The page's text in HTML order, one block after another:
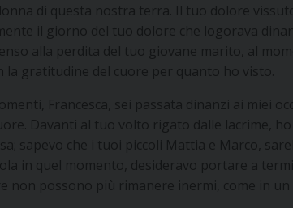
di questa nostra terra. Il tuo dolore
il giorno del tuo dolore che logorava
alla perdita del tuo giovane marito, al
la gratitudine del cuore per quanto ho visto.
Francesca, sei passata dinanzi ai miei
Davanti al tuo volto rigato dalle lacrime,
sapevo che i tuoi piccoli Mattia e Marco,
in quel momento, desideravo portare a
non possono più rimanere inermi, come in un